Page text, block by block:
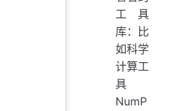
工具
库：比
如科学
计算工
具
NumP